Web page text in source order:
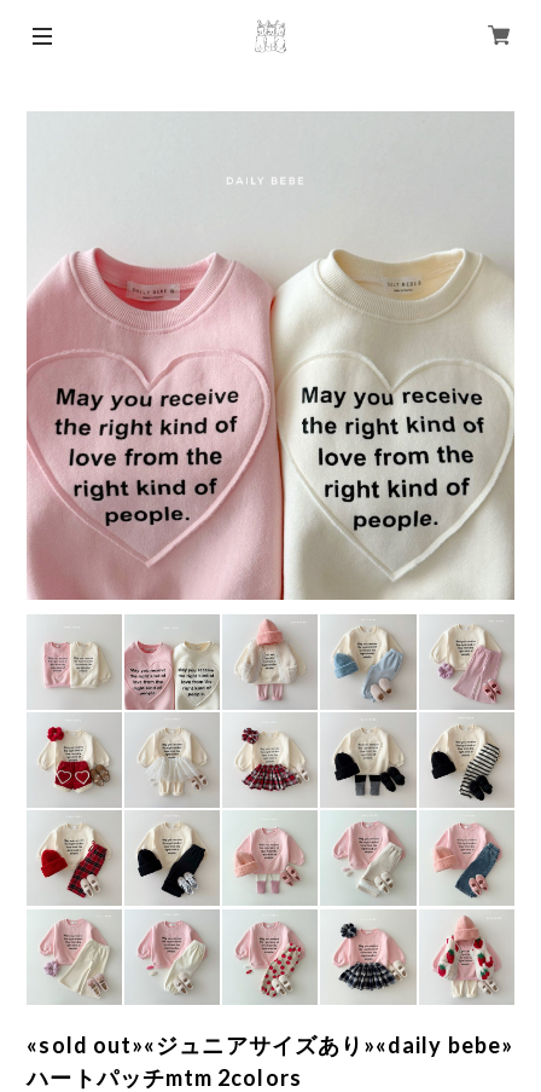
«sold out»«ジュニアサイズあり»«daily bebe»
ハートパッチmtm 2colors